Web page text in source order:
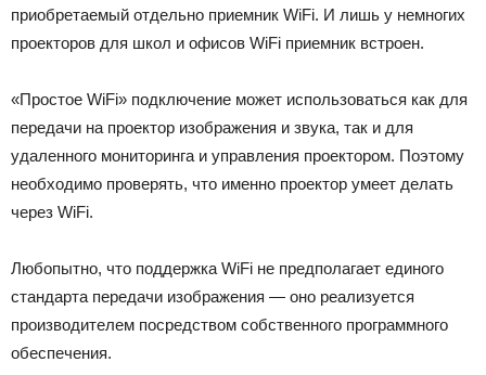
приобретаемый отдельно приемник WiFi. И лишь у немногих
проекторов для школ и офисов WiFi приемник встроен.
«Простое WiFi» подключение может использоваться как для
передачи на проектор изображения и звука, так и для
удаленного мониторинга и управления проектором. Поэтому
необходимо проверять, что именно проектор умеет делать
через WiFi.
Любопытно, что поддержка WiFi не предполагает единого
стандарта передачи изображения — оно реализуется
производителем посредством собственного программного
обеспечения.